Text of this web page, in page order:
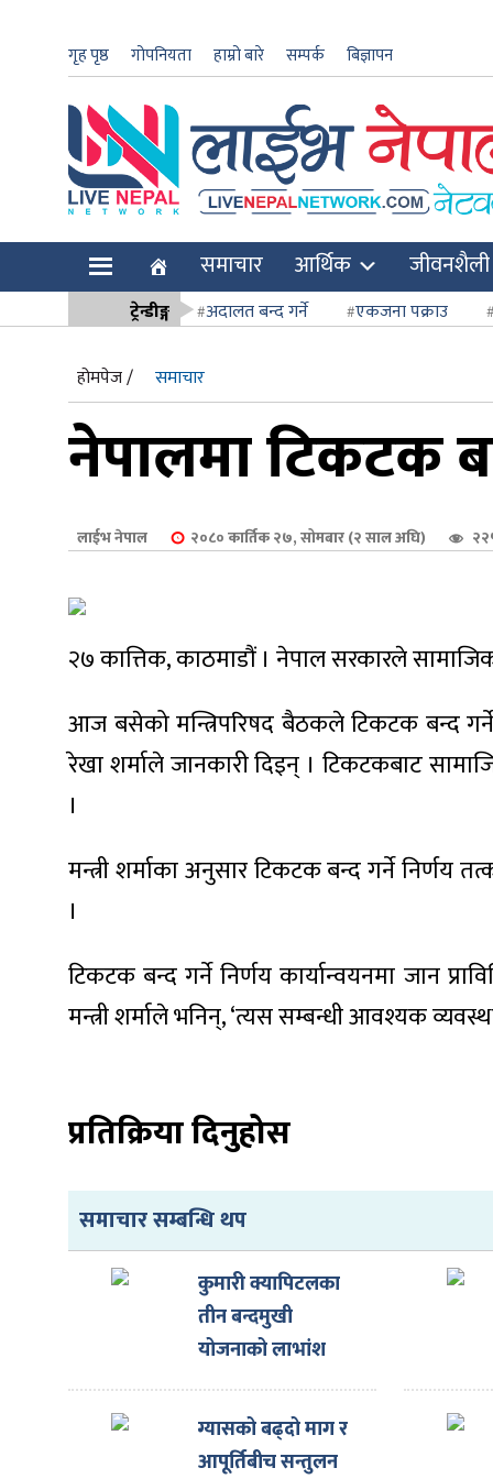
गृह पृष्ठ गोपनियता हाम्रो बारे सम्पर्क बिज्ञापन
समाचार आर्थिक जीवनशैली
ट्रेन्डीङ्ग अदालत बन्द गर्ने एकजना पक्राउ
होमपेज /
समाचार
नेपालमा टिकटक
लाईभ नेपाल २०८० कार्तिक २७, सोमबार (२ साल अघि)
२७ कात्तिक, काठमाडौं । नेपाल सरकारले
आज बसेको मन्त्रिपरिषद बैठकले टिकटक बन्द गर्ने
रेखा शर्माले जानकारी दिइन् । टिकटकबाट
।
मन्त्री शर्माका अनुसार टिकटक बन्द गर्ने
।
टिकटक बन्द गर्ने निर्णय कार्यान्वयनमा जान
मन्त्री शर्माले भनिन्, ‘त्यस सम्बन्धी आवश्यक
प्रतिक्रिया दिनुहोस
समाचार सम्बन्धि थप
कुमारी क्यापिटलका
तीन बन्दमुखी
योजनाको लाभांश
घोषणा
ग्यासको बढ्दो माग र
आपूर्तिबीच सन्तुलन